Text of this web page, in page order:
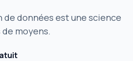
de données est une science
moyens.